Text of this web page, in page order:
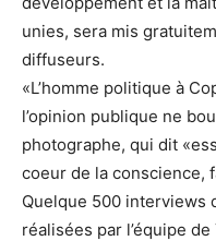
unies, sera mis
diffuseurs.
«L’homme politique à
l’opinion publique ne
photographe, qui dit
coeur de la conscience,
Quelque 500 interviews
réalisées par l’équipe